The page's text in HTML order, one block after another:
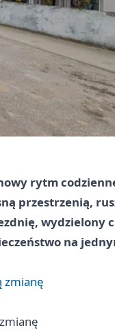
rytm
przestrzenią,
wydzielony
na
zmianę